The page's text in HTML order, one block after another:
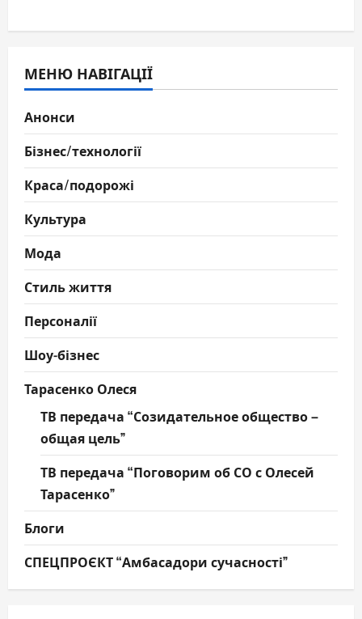
МЕНЮ НАВІГАЦІЇ
Анонси
Бізнес/технології
Краса/подорожі
Культура
Мода
Стиль життя
Персоналії
Шоу-бізнес
Тарасенко Олеся
ТВ передача “Созидательное общество –
общая цель”
ТВ передача “Поговорим об СО с Олесей
Тарасенко”
Блоги
СПЕЦПРОЄКТ “Амбасадори сучасності”